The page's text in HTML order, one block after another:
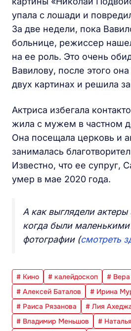
упала с лошади и
За две недели, пока
больнице, режиссер
на ее роль. Это очень
Вавилову, после этого
двух картинах и решила
Актриса избегала
жила с мужем в частном
Она посещала церковь и
занималась
Известно, что ее супруг,
умер в мае 2020 года.
А как выглядели актеры
когда были
фотографии (смотреть
# Кино # калейдоскоп
# Вера
# Алексей Баталов
# Ирина
# Раиса Рязанова
# Лия
# Владимир Меньшов
#